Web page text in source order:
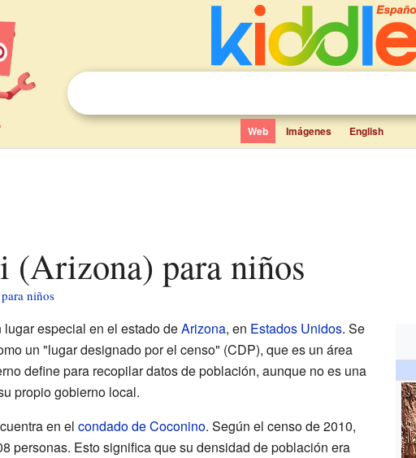
Web Imágenes English
(Arizona) para niños
niños
especial en el estado deArizona, en Estados Unidos. Se
un "lugar designado por el censo" (CDP), que es un área
define para recopilar datos de población, aunque no es una
propio gobierno local.
en el condado de Coconino. Según el censo de 2010,
personas. Esto significa que su densidad de población era